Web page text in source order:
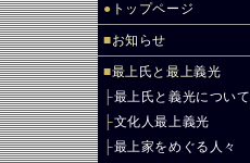
● トップページ
■お知らせ
■最上氏と最上義光
├最上氏と義光について
├文化人最上義光
├最上家をめぐる人々